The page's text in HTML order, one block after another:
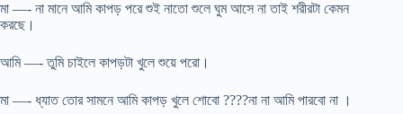
মা —- না মানে আমি কাপড় পরে শুই নাতো শুলে ঘুম আসে না তাই শরীরটা কেমন
করছে।
আমি —- তুমি চাইলে কাপড়টা খুলে শুয়ে পরো।
মা —- ধ্যাত তোর সামনে আমি কাপড় খুলে শোবো ????না না আমি পারবো না ।